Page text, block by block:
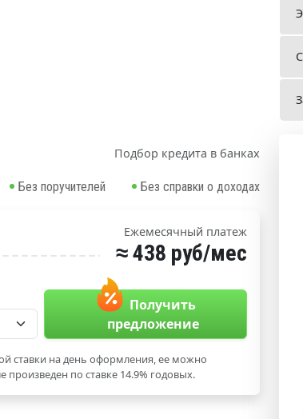
Подбор кредита в банках
Без поручителей Без справки о доходах
Ежемесячный платеж
≈ 438 руб/мес
Получить
предложение
ставки на день оформления, ее можно
по ставке 14.9% годовых.